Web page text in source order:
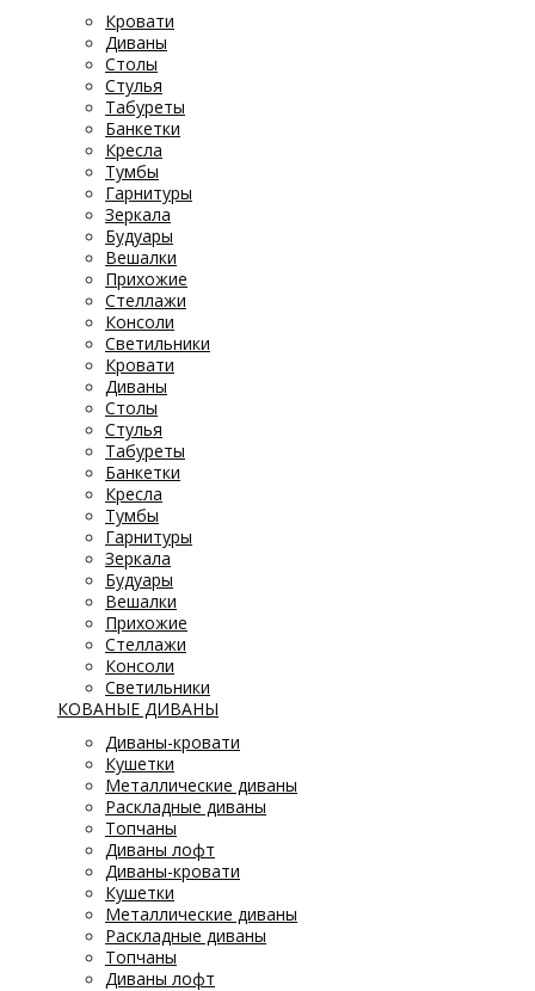
Кровати
Диваны
Столы
Стулья
Табуреты
Банкетки
Кресла
Тумбы
Гарнитуры
Зеркала
Будуары
Вешалки
Прихожие
Стеллажи
Консоли
Светильники
Кровати
Диваны
Столы
Стулья
Табуреты
Банкетки
Кресла
Тумбы
Гарнитуры
Зеркала
Будуары
Вешалки
Прихожие
Стеллажи
Консоли
Светильники
КОВАНЫЕ ДИВАНЫ
Диваны-кровати
Кушетки
Металлические диваны
Раскладные диваны
Топчаны
Диваны лофт
Диваны-кровати
Кушетки
Металлические диваны
Раскладные диваны
Топчаны
Диваны лофт